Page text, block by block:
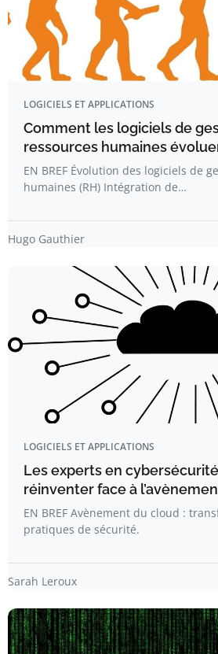
LOGICIELS ET APPLICATIONS
Comment les logiciels de
ressources humaines
EN BREF Évolution des logiciels de
humaines (RH) Intégration de…
Hugo Gauthier
LOGICIELS ET APPLICATIONS
Les experts en
réinventer face à
EN BREF Avènement du cloud :
pratiques de sécurité.
Sarah Leroux